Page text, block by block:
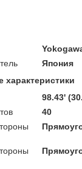
Япония
характеристики
98.43'
40